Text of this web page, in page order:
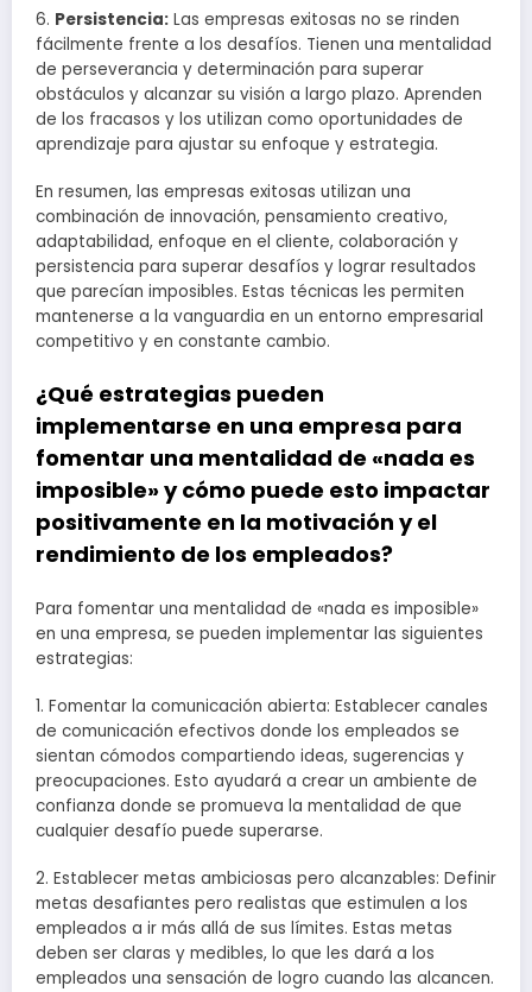
6. Persistencia: Las empresas exitosas no se rinden
fácilmente frente a los desafíos. Tienen una mentalidad
de perseverancia y determinación para superar
obstáculos y alcanzar su visión a largo plazo. Aprenden
de los fracasos y los utilizan como oportunidades de
aprendizaje para ajustar su enfoque y estrategia.
En resumen, las empresas exitosas utilizan una
combinación de innovación, pensamiento creativo,
adaptabilidad, enfoque en el cliente, colaboración y
persistencia para superar desafíos y lograr resultados
que parecían imposibles. Estas técnicas les permiten
mantenerse a la vanguardia en un entorno empresarial
competitivo y en constante cambio.
¿Qué estrategias pueden
implementarse en una empresa para
fomentar una mentalidad de «nada es
imposible» y cómo puede esto impactar
positivamente en la motivación y el
rendimiento de los empleados?
Para fomentar una mentalidad de «nada es imposible»
en una empresa, se pueden implementar las siguientes
estrategias:
1. Fomentar la comunicación abierta: Establecer canales
de comunicación efectivos donde los empleados se
sientan cómodos compartiendo ideas, sugerencias y
preocupaciones. Esto ayudará a crear un ambiente de
confianza donde se promueva la mentalidad de que
cualquier desafío puede superarse.
2. Establecer metas ambiciosas pero alcanzables: Definir
metas desafiantes pero realistas que estimulen a los
empleados a ir más allá de sus límites. Estas metas
deben ser claras y medibles, lo que les dará a los
empleados una sensación de logro cuando las alcancen.